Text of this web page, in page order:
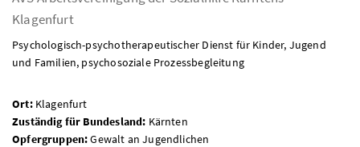
Klagenfurt
Psychologisch-psychotherapeutischer Dienst für Kinder, Jugend
und Familien, psychosoziale Prozessbegleitung
Ort:Klagenfurt
Zuständig für Bundesland: Kärnten
Opfergruppen:Gewalt an Jugendlichen